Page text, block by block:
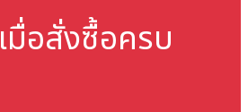
เมื่อสั่งซื้อครบ